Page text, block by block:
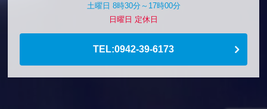
土曜日 8時30分～17時00分
日曜日 定休日
TEL:0942-39-6173